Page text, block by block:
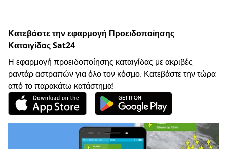
Κατεβάστε την εφαρμογή Προειδοποίησης
Καταιγίδας Sat24
Η εφαρμογή προειδοποίησης καταιγίδας με ακριβές
ραντάρ αστραπών για όλο τον κόσμο. Κατεβάστε την τώρα
από το παρακάτω κατάστημα!